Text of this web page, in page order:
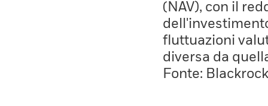
(NAV), con il
fluttuazioni
diversa da
Fonte: Blackrock